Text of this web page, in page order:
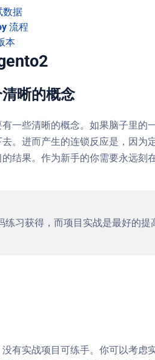
数据
流程
本
晰的概念
一些清晰的概念。如果脑子里
。进而产生的连锁反应是，因为
结果。作为新手的你需要永远刻
习获得，而项目实战是最好的提
有实战项目可练手。你可以考